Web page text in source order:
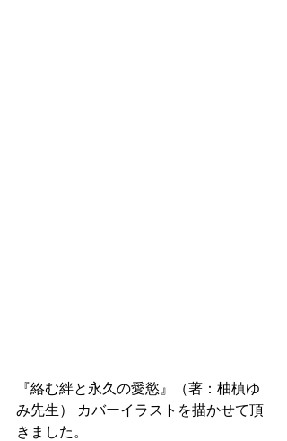
『絡む絆と永久の愛慾』（著：柚槙ゆ
み先生） カバーイラストを描かせて頂
きました。